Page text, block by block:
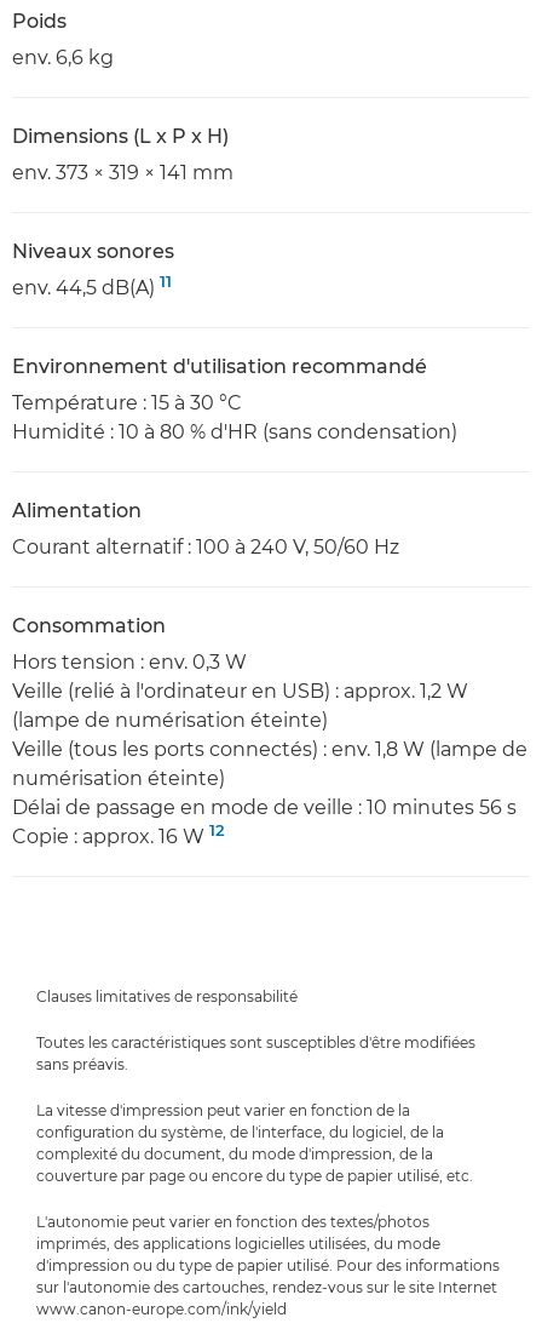
Poids
env. 6,6 kg
Dimensions (L x P x H)
env. 373 × 319 × 141 mm
Niveaux sonores
env. 44,5 dB(A) 11
Environnement d'utilisation recommandé
Température : 15 à 30 °C
Humidité : 10 à 80 % d'HR (sans condensation)
Alimentation
Courant alternatif : 100 à 240 V, 50/60 Hz
Consommation
Hors tension : env. 0,3 W
Veille (relié à l'ordinateur en USB) : approx. 1,2 W
(lampe de numérisation éteinte)
Veille (tous les ports connectés) : env. 1,8 W (lampe de
numérisation éteinte)
Délai de passage en mode de veille : 10 minutes 56 s
Copie : approx. 16 W 12
Clauses limitatives de responsabilité
Toutes les caractéristiques sont susceptibles d'être modifiées
sans préavis.
La vitesse d'impression peut varier en fonction de la
configuration du système, de l'interface, du logiciel, de la
complexité du document, du mode d'impression, de la
couverture par page ou encore du type de papier utilisé, etc.
L'autonomie peut varier en fonction des textes/photos
imprimés, des applications logicielles utilisées, du mode
d'impression ou du type de papier utilisé. Pour des informations
sur l'autonomie des cartouches, rendez-vous sur le site Internet
www.canon-europe.com/ink/yield